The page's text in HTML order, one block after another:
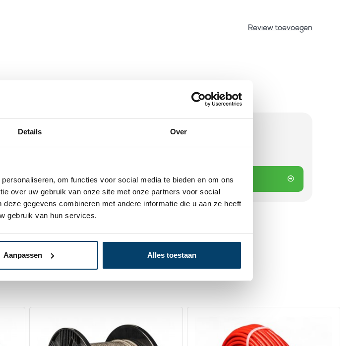
Details Over
om functies voor social media te bieden en om ons
over uw gebruik van onze site met onze partners voor social
gegevens combineren met andere informatie die u aan ze heeft
gebruik van hun services.
Aanpassen Alles toestaan
Review toevoegen
In winkelwagen